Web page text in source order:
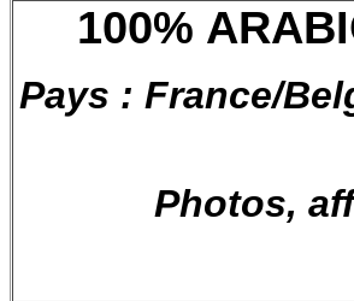
100%
Pays : France/
Photos,